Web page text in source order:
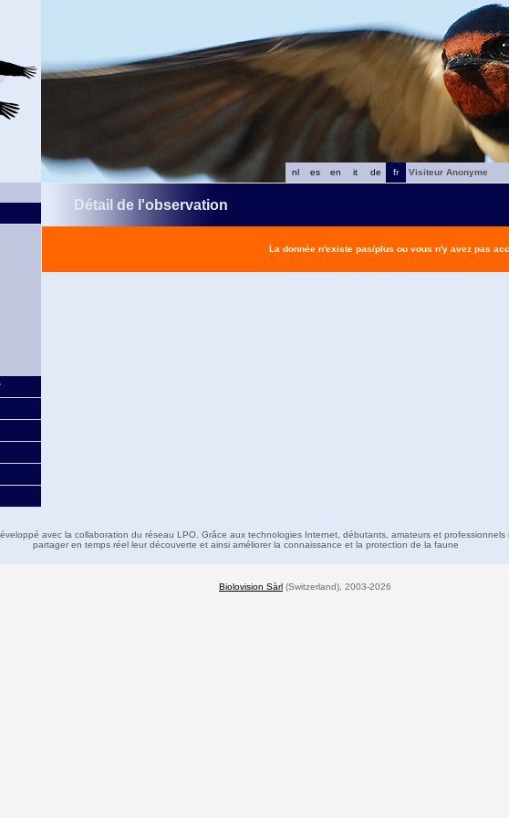
fr
de
it
en
es
nl
Visiteur Anonyme
Détail de l'observation
La donnée n'existe pas/plus ou vous n'y avez pas
avec la collaboration du réseau LPO. Grâce aux technologies Internet, débutants, amateurs et professionnels
partager en temps réel leur découverte et ainsi améliorer la connaissance et la protection de la faune
Biolovision Sàrl (Switzerland), 2003-2026